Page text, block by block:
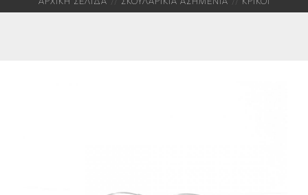
ΑΡΧΙΚΗ ΣΕΛΙΔΑ ΣΚΟΥΛΑΡΙΚΙΑ ΑΣΗΜΕΝΙΑ ΚΡΙΚΟΙ